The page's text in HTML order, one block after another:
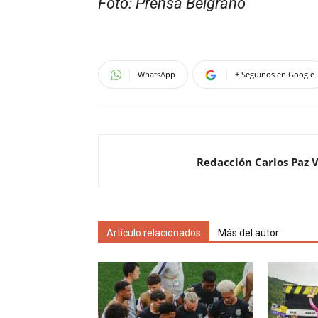
WhatsApp + Seguinos en Google
Redacción Carlos Paz
Artículo relacionados Más del autor